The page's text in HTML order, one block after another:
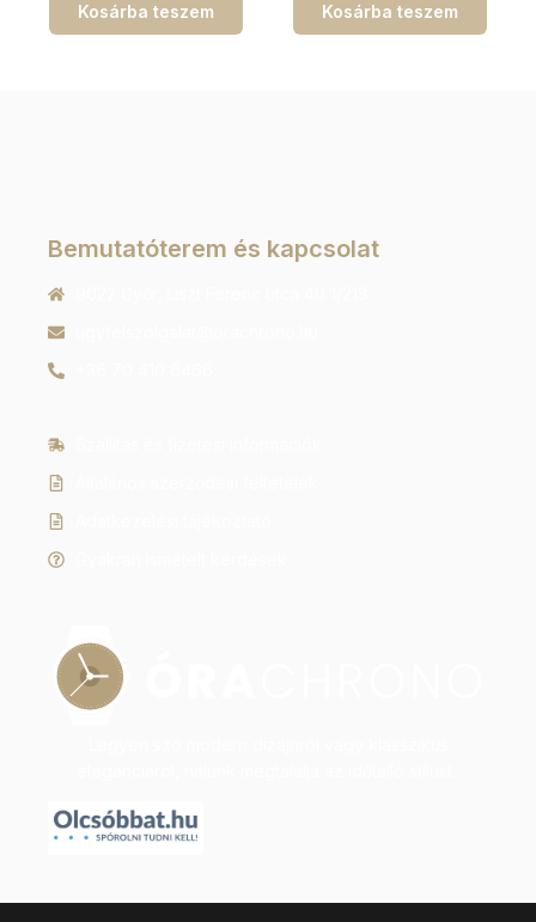
Kosárba teszem Kosárba teszem
Bemutatóterem és kapcsolat